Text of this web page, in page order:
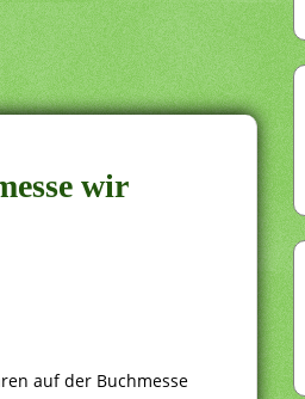
wir
auf der Buchmesse